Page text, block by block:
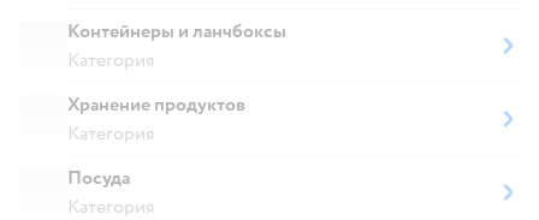
Контейнеры и ланчбоксы
Категория
Хранение продуктов
Категория
Посуда
Категория